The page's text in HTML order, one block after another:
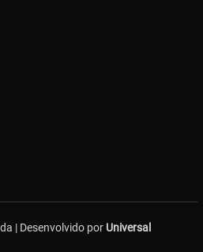
| Desenvolvido por Universal